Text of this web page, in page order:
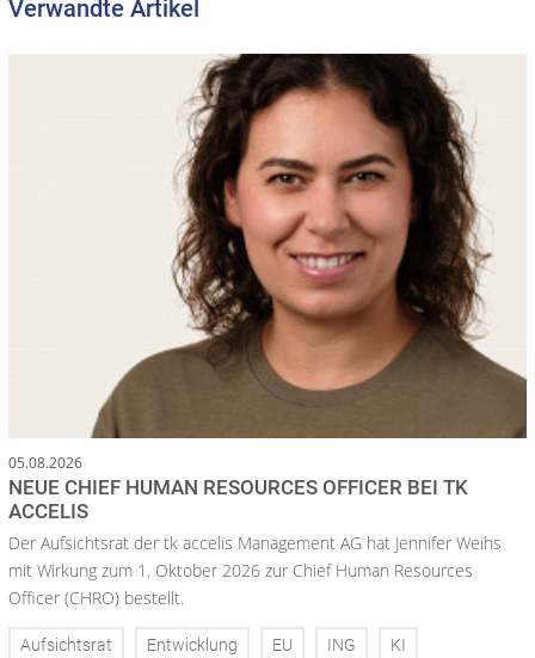
Verwandte Artikel
05.08.2026
NEUE CHIEF HUMAN RESOURCES OFFICER BEI TK
ACCELIS
Der Aufsichtsrat der tk accelis Management AG hat Jennifer Weihs
mit Wirkung zum 1. Oktober 2026 zur Chief Human Resources
Officer (CHRO) bestellt.
Aufsichtsrat Entwicklung EU ING KI